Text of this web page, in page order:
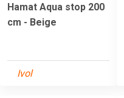
Hamat Aqua stop 200
cm - Beige
Ivol